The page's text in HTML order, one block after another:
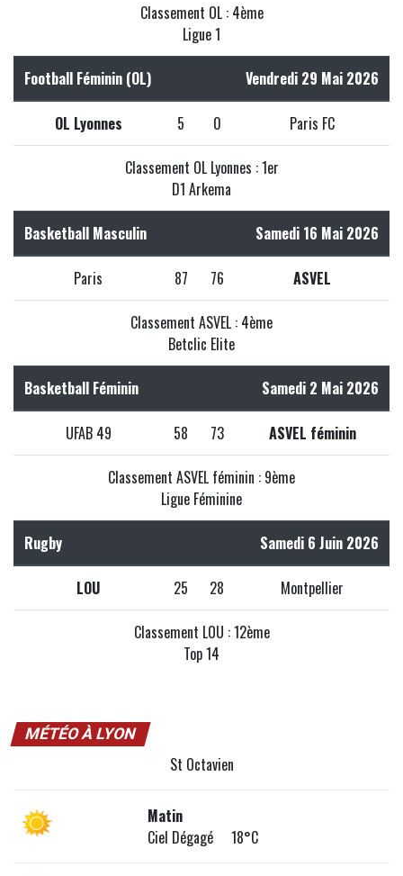
Classement OL : 4ème
Ligue 1
Football Féminin (OL) Vendredi 29 Mai 2026
OL Lyonnes 5 0 Paris FC
Classement OL Lyonnes : 1er
D1 Arkema
Basketball Masculin Samedi 16 Mai 2026
Paris 87 76 ASVEL
Classement ASVEL : 4ème
Betclic Elite
Basketball Féminin Samedi 2 Mai 2026
UFAB 49 58 73 ASVEL féminin
Classement ASVEL féminin : 9ème
Ligue Féminine
Rugby Samedi 6 Juin 2026
LOU 25 28 Montpellier
Classement LOU : 12ème
Top 14
MÉTÉO À LYON
St Octavien
Matin
Ciel Dégagé 18°C